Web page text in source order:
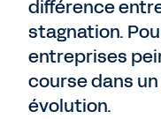
différence
stagnation.
entreprises
course dans
évolution.